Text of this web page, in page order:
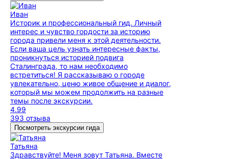
Иван
Историк и профессиональный гид. Личный
интерес и чувство гордости за историю
города привели меня к этой деятельности.
Если ваша цель узнать интересные факты,
проникнуться историей подвига
Сталинграда, то нам необходимо
встретиться! Я рассказываю о городе
увлекательно, ценю живое общение и диалог,
который мы можем продолжить на разные
темы после экскурсии.
4.99
393 отзыва
Посмотреть экскурсии гида
Татьяна
Здравствуйте! Меня зовут Татьяна. Вместе